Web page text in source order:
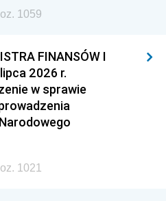
1059
FINANSÓW I
2026 r.
w sprawie
1021